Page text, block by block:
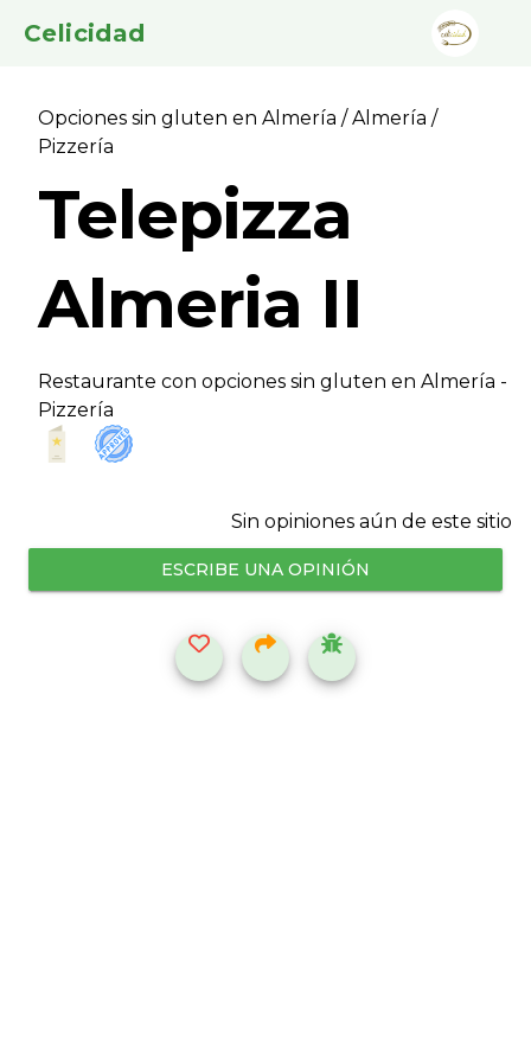
Celicidad
Opciones sin gluten en Almería /Almería /
Pizzerí­a
Telepizza
Almeria II
Restaurante con opciones sin gluten en Almería -
Pizzerí­a
Sin opiniones aún de este sitio
ESCRIBE UNA OPINIÓN